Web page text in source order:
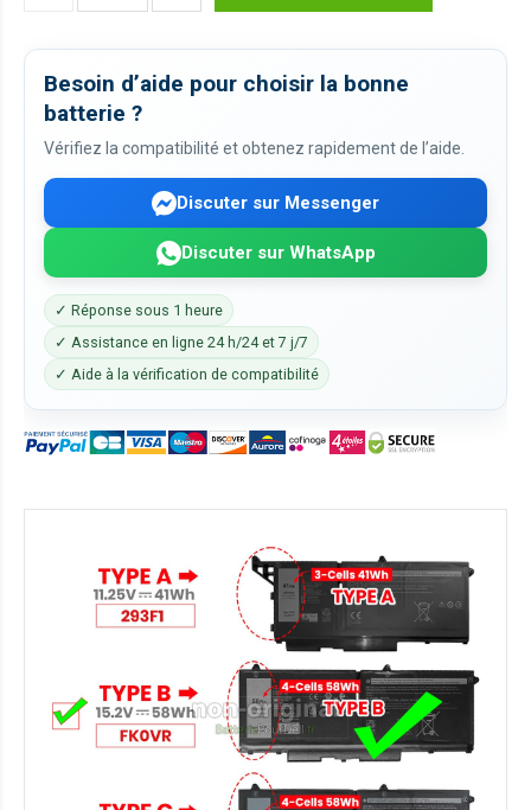
Besoin d’aide pour choisir la bonne
batterie ?
Vérifiez la compatibilité et obtenez rapidement de l’aide.
Discuter sur Messenger
Discuter sur WhatsApp
✓ Réponse sous 1 heure
✓ Assistance en ligne 24 h/24 et 7 j/7
✓ Aide à la vérification de compatibilité